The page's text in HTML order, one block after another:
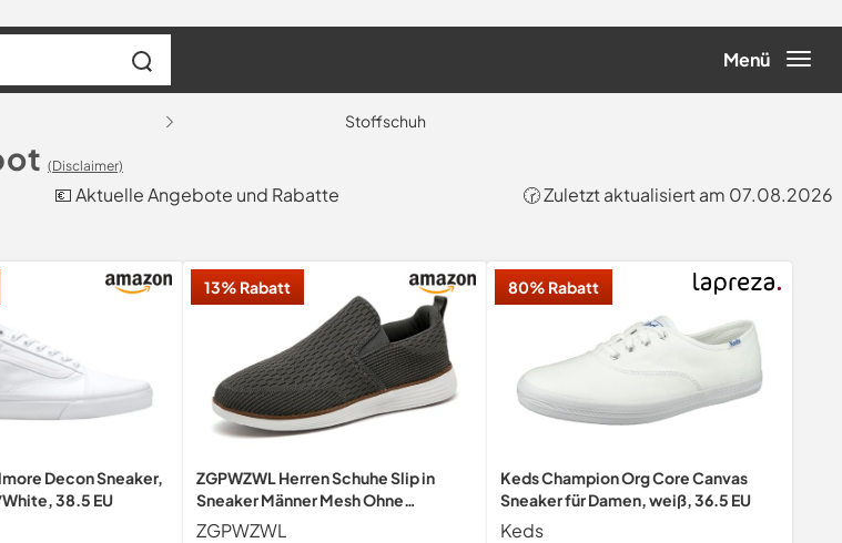
Menü
Stoffschuh
(Disclaimer)
💶 Aktuelle Angebote und Rabatte 🕝 Zuletzt aktualisiert am 07.08.2026
Decon Sneaker,
38.5 EU
13% Rabatt
ZGPWZWL Herren Schuhe Slip in
Sneaker Männer Mesh Ohne
Schnuersenkel Stoffschuhe Mode
ZGPWZWL
80% Rabatt
Keds Champion Org Core Canvas
Sneaker für Damen, weiß, 36.5 EU
Keds